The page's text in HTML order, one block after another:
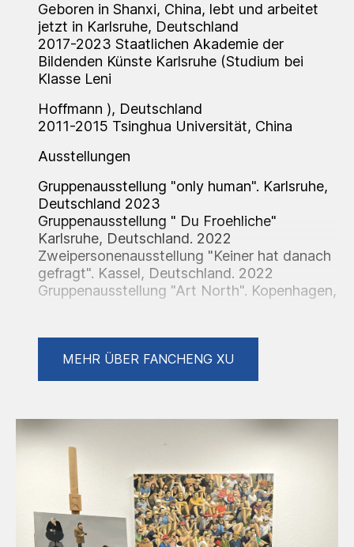
Geboren in Shanxi, China, lebt und arbeitet
jetzt in Karlsruhe, Deutschland
2017-2023 Staatlichen Akademie der
Bildenden Künste Karlsruhe (Studium bei
Klasse Leni
Hoffmann ), Deutschland
2011-2015 Tsinghua Universität, China
Ausstellungen
Gruppenausstellung "only human". Karlsruhe,
Deutschland 2023
Gruppenausstellung " Du Froehliche"
Karlsruhe, Deutschland. 2022
Zweipersonenausstellung "Keiner hat danach
gefragt". Kassel, Deutschland. 2022
Gruppenausstellung "Art North". Kopenhagen,
Deutschland 2021 Zweipersonenausstellung
“From a distance". Deutschland 2021
Gruppenausstellung "Die Beschaffenheit der
Gruppenausstellung "Frühe Stile". Tianjin
China 2020
Gruppenausstellung "Den Zeitsybelcentrum".
Karlsruhe, Deutschland 2021
Einzelausstellung "Die Szene". Deutschland
2019
MEHR ÜBER FANCHENG XU